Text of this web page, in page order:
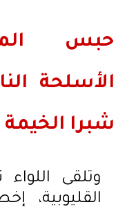
حبس
الأسلحة
شبرا الخيمة
وتلقى
القليوبية،